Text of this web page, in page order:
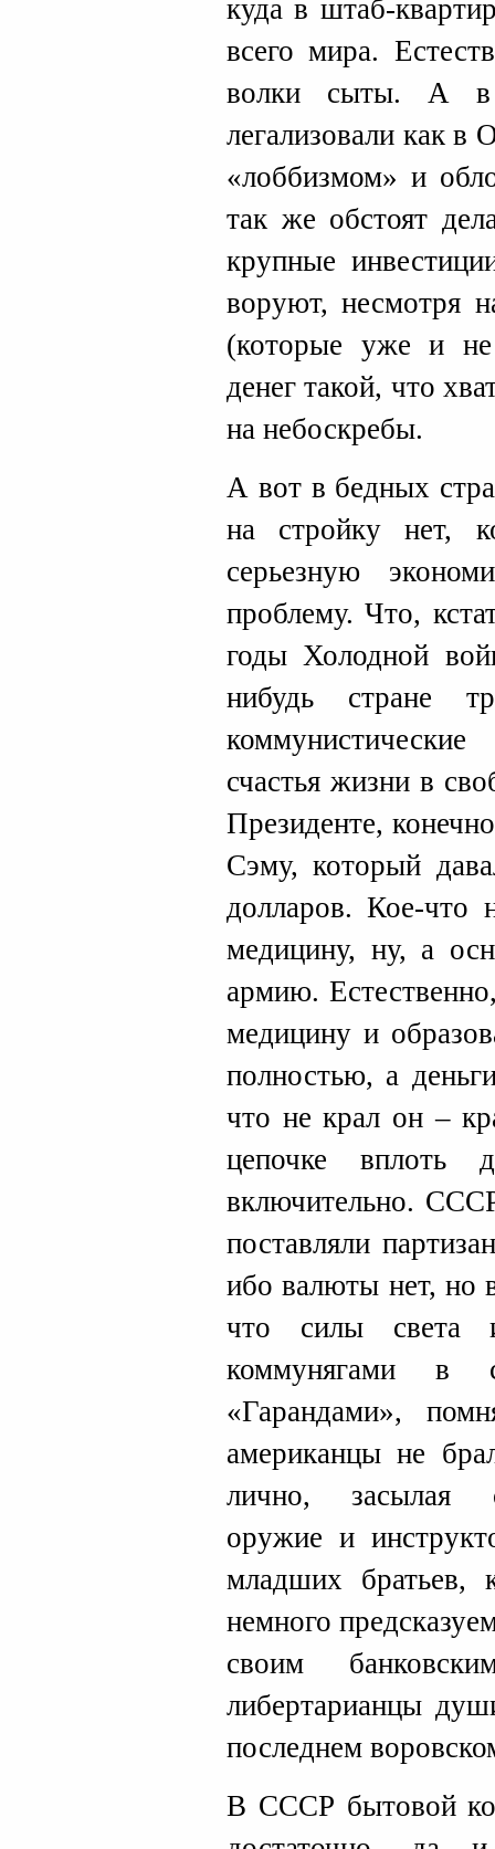
куда в штаб-
всего мира.
волки сыты. А
легализовали как в
«лоббизмом» и
так же обстоят
крупные
воруют, несмотря
(которые уже и
денег такой, что
на небоскребы.
А вот в бедных
на стройку нет,
серьезную
проблему. Что,
годы Холодной
нибудь стране
счастья жизни в
Президенте,
Сэму, который
долларов. Кое-что
медицину, ну, а
армию.
медицину и
полностью, а
что не крал он –
цепочке вплоть
включительно.
поставляли
ибо валюты нет, но
что силы света
коммунягами в
«Гарандами»,
американцы не
лично, засылая
оружие и
младших братьев,
немного
своим
либертарианцы
последнем
В СССР бытовой